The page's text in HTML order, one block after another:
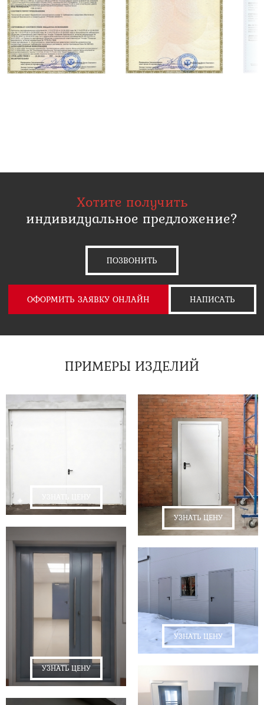
Хотите получить
индивидуальное предложение?
ПОЗВОНИТЬ
ОФОРМИТЬ ЗАЯВКУ ОНЛАЙН НАПИСАТЬ
ПРИМЕРЫ ИЗДЕЛИЙ
УЗНАТЬ ЦЕНУ
УЗНАТЬ ЦЕНУ
УЗНАТЬ ЦЕНУ
УЗНАТЬ ЦЕНУ